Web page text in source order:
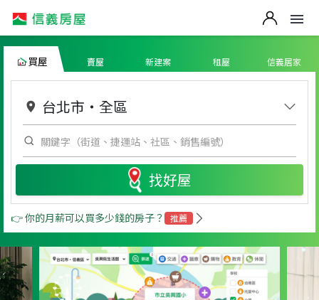
買屋 賣屋 新建案 租屋 信義居家
台北市 ・ 全區
找好屋
👉 你的月薪可以買多少錢的房子？ 推薦